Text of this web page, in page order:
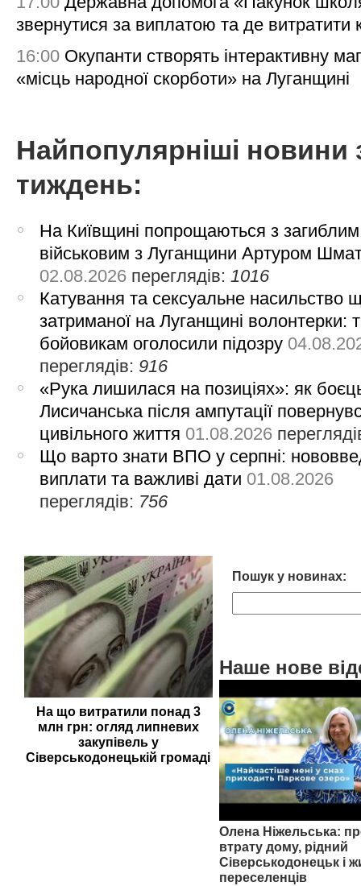
звернутися за виплатою та де витратити
16:00 Окупанти створять інтерактивну
«місць народної скорботи» на Луганщині
Найпопулярніші новини
тиждень:
На Київщині попрощаються з загиблим
військовим з Луганщини Артуром
02.08.2026 переглядів:1016
Катування та сексуальне насильство
затриманої на Луганщині волонтерки:
бойовикам оголосили підозру
переглядів: 916
«Рука лишилася на позиціях»: як
Лисичанська після ампутації
цивільного життя 01.08.2026
Що варто знати ВПО у серпні:
виплати та важливі дати 01.08.2026
переглядів: 756
На що витратили понад 3
млн грн: огляд липневих
закупівель у
Сіверськодонецькій громаді
Пошук у новинах:
Наше нове
Олена Ніжельська:
втрату дому, рідний
Сіверськодонецьк і
переселенців